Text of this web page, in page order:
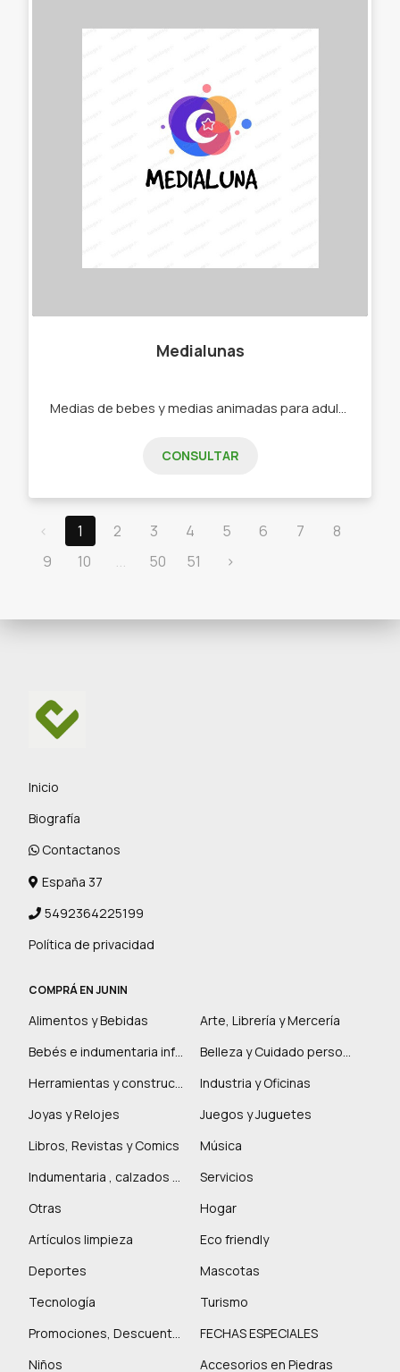
Medialunas
CONSULTAR
‹ 1 2 3 4 5 6 7
8
9
10 ... 50 51 ›
Inicio
Biografía
Contactanos
España 37
5492364225199
Política de privacidad
COMPRÁ EN JUNIN
Alimentos y Bebidas
Arte, Librería y Mercería
Bebés e indumentaria infantil
Belleza y Cuidado personal
Herramientas y construcción
Industria y Oficinas
Joyas y Relojes
Juegos y Juguetes
Libros, Revistas y Comics
Música
Indumentaria , calzados y marroquinería
Servicios
Otras
Hogar
Artículos limpieza
Eco friendly
Deportes
Mascotas
Tecnología
Turismo
Promociones, Descuentos y más
FECHAS ESPECIALES
Niños
Accesorios en Piedras